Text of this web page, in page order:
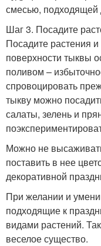
смесью,
Шаг 3. Посадите
Посадите растения
поверхности тыквы
поливом –
спровоцировать
тыкву можно
салаты, зелень и
Можно не
поставить в нее
декоративной
При желании и
подходящие к
видами растений.
веселое существо.